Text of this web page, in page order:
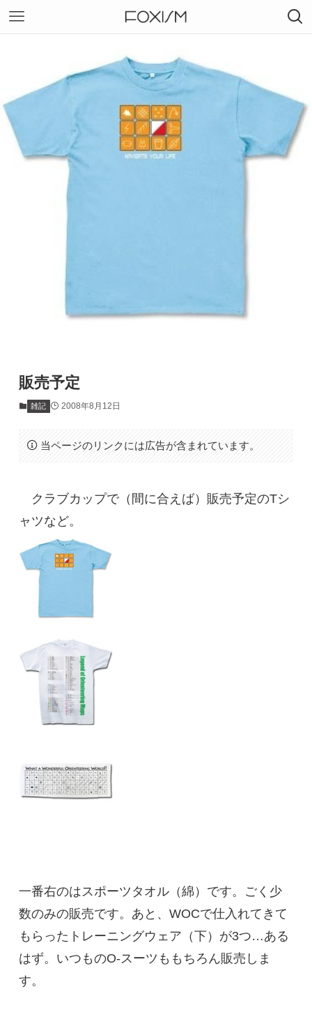
販売予定
雑記 2008年8月12日
当ページのリンクには広告が含まれています。
クラブカップで（間に合えば）販売予定のTシ
ャツなど。
一番右のはスポーツタオル（綿）です。ごく少
数のみの販売です。あと、WOCで仕入れてきて
もらったトレーニングウェア（下）が3つ…ある
はず。いつものO-スーツももちろん販売しま
す。